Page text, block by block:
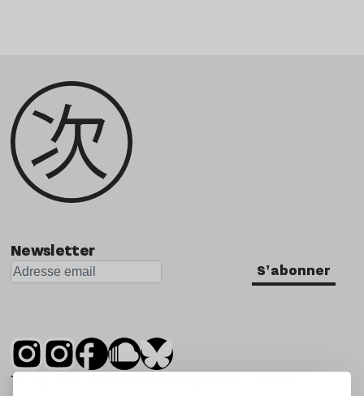
Newsletter
S'abonner
Tsugi est un mensuel indépendant sur la